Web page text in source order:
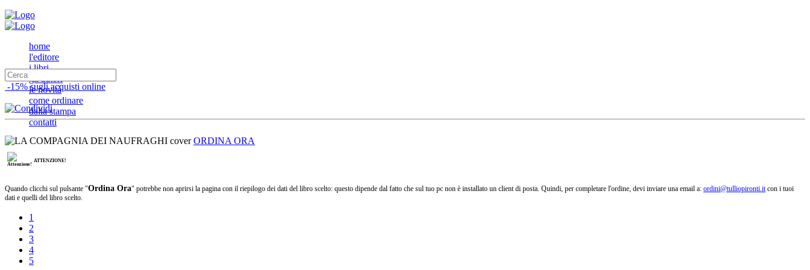
home
l'editore
i libri
gli autori
le novità
come ordinare
dalla stampa
contatti
-15% sugli acquisti online
ORDINA ORA
ATTENZIONE!
Quando clicchi sul pulsante "Ordina Ora" potrebbe non aprirsi la pagina con il riepilogo dei dati del libro scelto: questo dipende dal fatto che sul tuo pc non è installato un client di posta. Quindi, per completare l'ordine, devi inviare una email a: ordini@tulliopironti.itcon i tuoi
dati e quelli del libro scelto.
1
2
3
4
5